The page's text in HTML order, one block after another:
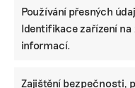
Používání přesných
Identifikace zařízení
informací.
Zajištění bezpečnosti,